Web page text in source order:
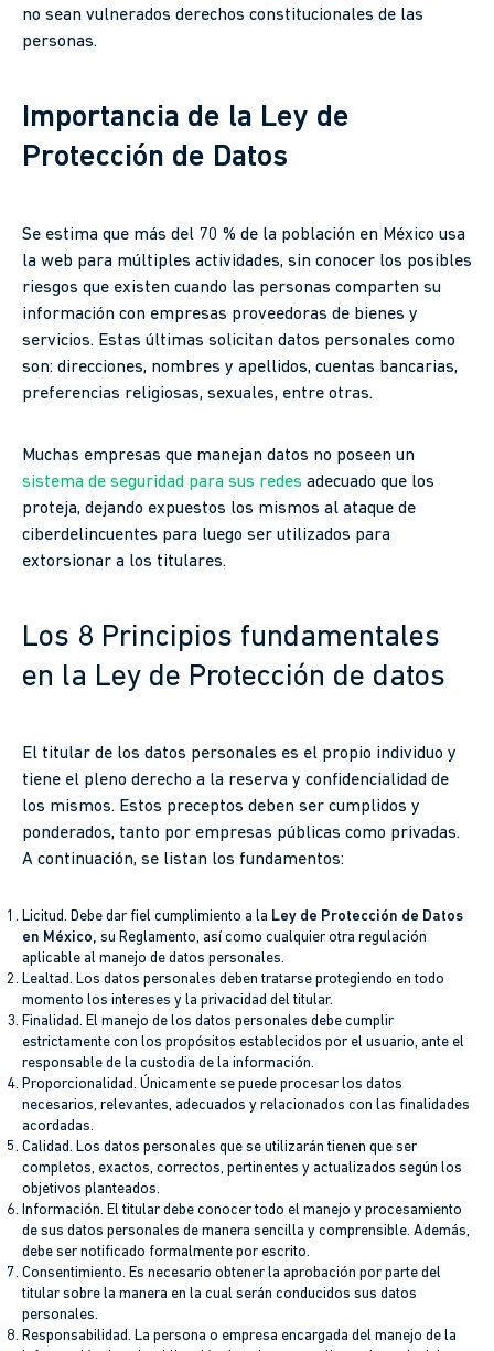
no sean vulnerados derechos constitucionales de las
personas.
Importancia de la Ley de
Protección de Datos
Se estima que más del 70 % de la población en México usa
la web para múltiples actividades, sin conocer los posibles
riesgos que existen cuando las personas comparten su
información con empresas proveedoras de bienes y
servicios. Estas últimas solicitan datos personales como
son: direcciones, nombres y apellidos, cuentas bancarias,
preferencias religiosas, sexuales, entre otras.
Muchas empresas que manejan datos no poseen un
sistema de seguridad para sus redes adecuado que los
proteja, dejando expuestos los mismos al ataque de
ciberdelincuentes para luego ser utilizados para
extorsionar a los titulares.
Los 8 Principios fundamentales
en la Ley de Protección de datos
El titular de los datos personales es el propio individuo y
tiene el pleno derecho a la reserva y confidencialidad de
los mismos. Estos preceptos deben ser cumplidos y
ponderados, tanto por empresas públicas como privadas.
A continuación, se listan los fundamentos:
Licitud. Debe dar fiel cumplimiento a la Ley de Protección de Datos
en México, su Reglamento, así como cualquier otra regulación
aplicable al manejo de datos personales.
Lealtad. Los datos personales deben tratarse protegiendo en todo
momento los intereses y la privacidad del titular.
Finalidad. El manejo de los datos personales debe cumplir
estrictamente con los propósitos establecidos por el usuario, ante el
responsable de la custodia de la información.
Proporcionalidad. Únicamente se puede procesar los datos
necesarios, relevantes, adecuados y relacionados con las finalidades
acordadas.
Calidad. Los datos personales que se utilizarán tienen que ser
completos, exactos, correctos, pertinentes y actualizados según los
objetivos planteados.
Información. El titular debe conocer todo el manejo y procesamiento
de sus datos personales de manera sencilla y comprensible. Además,
debe ser notificado formalmente por escrito.
Consentimiento. Es necesario obtener la aprobación por parte del
titular sobre la manera en la cual serán conducidos sus datos
personales.
Responsabilidad. La persona o empresa encargada del manejo de la